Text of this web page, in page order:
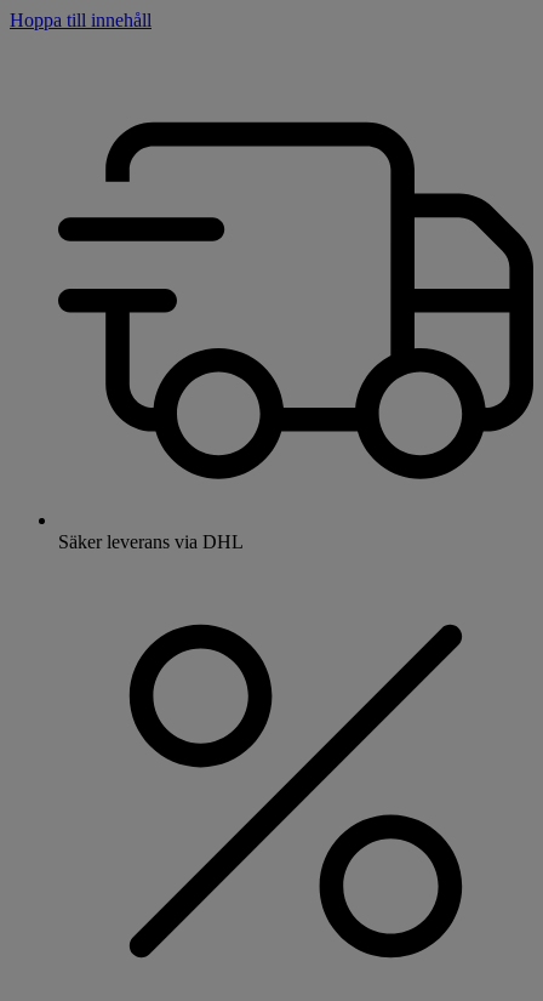
Hoppa till innehåll
Säker leverans via DHL